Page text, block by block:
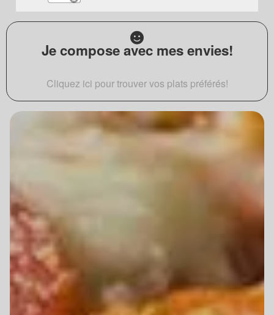
Je compose avec mes envies!
Cliquez ici pour trouver vos plats préférés!